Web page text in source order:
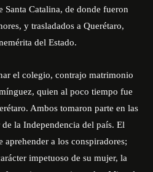
Santa Catalina, de donde fueron
y trasladados a Querétaro,
del Estado.
el colegio, contrajo matrimonio
quien al poco tiempo fue
Ambos tomaron parte en las
la Independencia del país. El
a los conspiradores;
impetuoso de su mujer, la